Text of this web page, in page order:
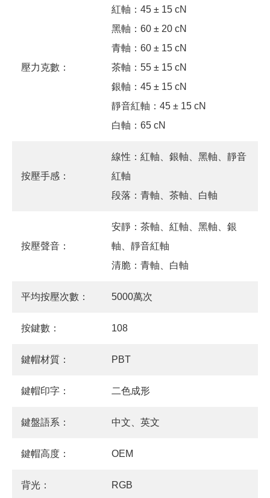
壓力克數：
紅軸：45 ± 15 cN
黑軸：60 ± 20 cN
青軸：60 ± 15 cN
茶軸：55 ± 15 cN
銀軸：45 ± 15 cN
靜音紅軸：45 ± 15 cN
白軸：65 cN
按壓手感：
線性：紅軸、銀軸、黑軸、靜音
紅軸
段落：青軸、茶軸、白軸
按壓聲音：
安靜：茶軸、紅軸、黑軸、銀
軸、靜音紅軸
清脆：青軸、白軸
平均按壓次數： 5000萬次
按鍵數： 108
鍵帽材質： PBT
鍵帽印字： 二色成形
鍵盤語系： 中文、英文
鍵帽高度： OEM
背光： RGB